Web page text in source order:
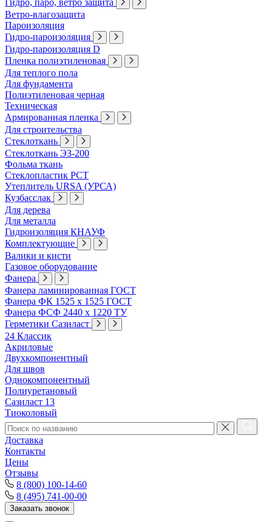
Гидро, паро, ветро защита
Ветро-влагозащита
Пароизоляция
Гидро-пароизоляция
Гидро-пароизоляция D
Пленка полиэтиленовая
Для теплого пола
Для фундамента
Полиэтиленовая черная
Техническая
Армированная пленка
Для строительства
Стеклоткань
Стеклоткань ЭЗ-200
Фольма ткань
Стеклопластик РСТ
Утеплитель URSA (УРСА)
Кузбасслак
Для дерева
Для металла
Гидроизоляция КНАУФ
Комплектующие
Валики и кисти
Газовое оборудование
Фанера
Фанера ламинированная ГОСТ
Фанера ФК 1525 х 1525 ГОСТ
Фанера ФСФ 2440 х 1220 ТУ
Герметики Сазиласт
24 Классик
Акриловые
Двухкомпонентный
Для швов
Однокомпонентный
Полиуретановый
Сазиласт 13
Тиоколовый
Доставка
Контакты
Цены
Отзывы
8 (800) 100-14-60
8 (495) 741-00-00
Заказать звонок